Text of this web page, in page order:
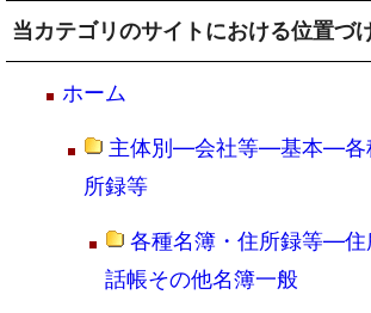
当カテゴリのサイトにおける位置づ
ホーム
主体別―会社等―基本―各
所録等
各種名簿・住所録等―住
話帳その他名簿一般